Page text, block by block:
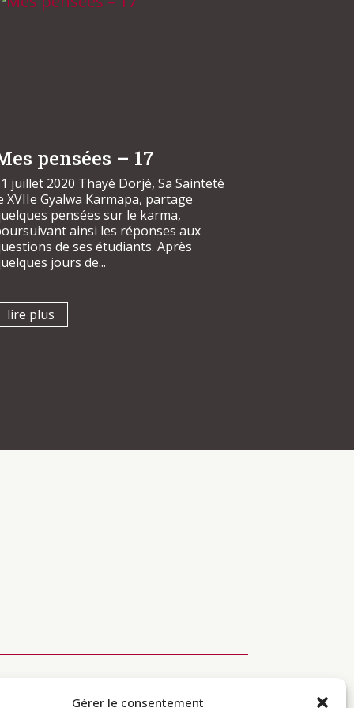
Gérer le consentement
pensées – 17
juillet 2020 Thayé Dorjé, Sa Sainteté
XVIIe Gyalwa Karmapa, partage
pensées sur le karma,
ainsi les réponses aux
de ses étudiants. Après
jours de...
lire plus